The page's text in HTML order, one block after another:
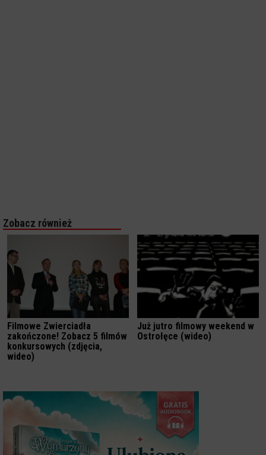
Zobacz również
Filmowe Zwierciadła
zakończone! Zobacz 5 filmów
konkursowych (zdjęcia,
wideo)
Już jutro filmowy weekend w
Ostrołęce (wideo)